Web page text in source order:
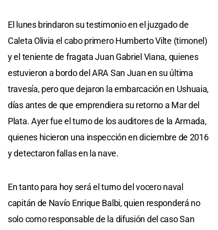
El lunes brindaron su testimonio en el juzgado de
Caleta Olivia el cabo primero Humberto Vilte (timonel)
y el teniente de fragata Juan Gabriel Viana, quienes
estuvieron a bordo del ARA San Juan en su última
travesía, pero que dejaron la embarcación en Ushuaia,
días antes de que emprendiera su retorno a Mar del
Plata. Ayer fue el turno de los auditores de la Armada,
quienes hicieron una inspección en diciembre de 2016
y detectaron fallas en la nave.
En tanto para hoy será el turno del vocero naval
capitán de Navío Enrique Balbi, quien responderá no
solo como responsable de la difusión del caso San